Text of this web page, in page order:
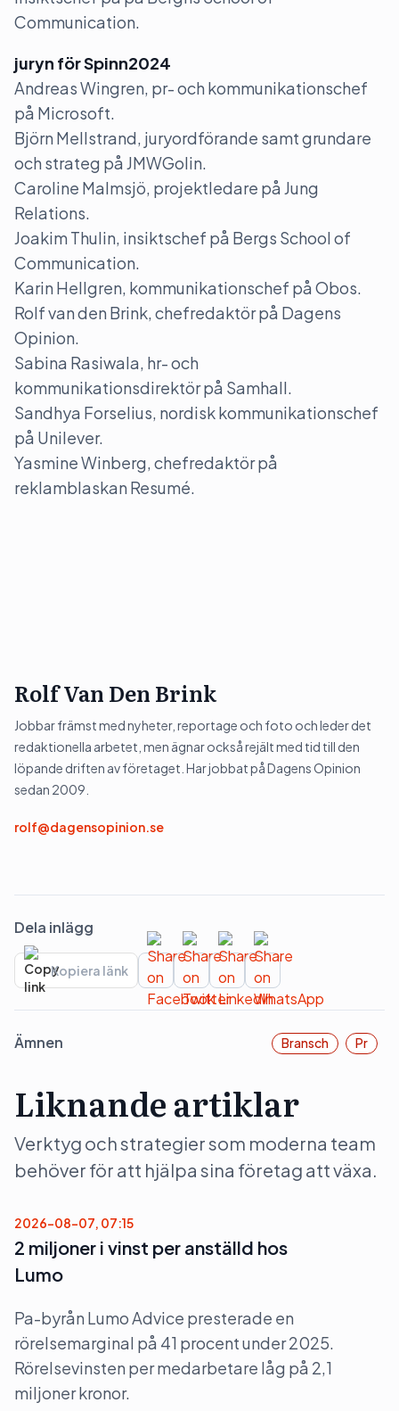
Communication.
juryn för Spinn2024
Andreas Wingren, pr- och kommunikationschef
på Microsoft.
Björn Mellstrand, juryordförande samt grundare
och strateg på JMWGolin.
Caroline Malmsjö, projektledare på Jung
Relations.
Joakim Thulin, insiktschef på Bergs School of
Communication.
Karin Hellgren, kommunikationschef på Obos.
Rolf van den Brink, chefredaktör på Dagens
Opinion.
Sabina Rasiwala, hr- och
kommunikationsdirektör på Samhall.
Sandhya Forselius, nordisk kommunikationschef
på Unilever.
Yasmine Winberg, chefredaktör på
reklamblaskan Resumé.
Rolf Van Den Brink
Jobbar främst med nyheter, reportage och foto och leder det
redaktionella arbetet, men ägnar också rejält med tid till den
löpande driften av företaget. Har jobbat på Dagens Opinion
sedan 2009.
rolf@dagensopinion.se
Dela inlägg
Kopiera länk
Ämnen Bransch Pr
Liknande artiklar
Verktyg och strategier som moderna team
behöver för att hjälpa sina företag att växa.
2026-08-07, 07:15
2 miljoner i vinst per anställd hos
Lumo
Pa-byrån Lumo Advice presterade en
rörelsemarginal på 41 procent under 2025.
Rörelsevinsten per medarbetare låg på 2,1
miljoner kronor.